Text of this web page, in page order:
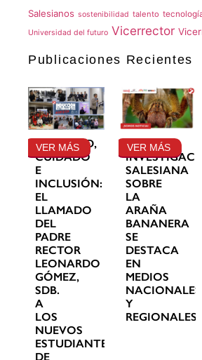
Salesianos sostenibilidad talento
Universidad del futuro Vicerrector
Publicaciones Recientes
GRATITUD,
CUIDADO
E
INCLUSIÓN:
EL
LLAMADO
DEL
PADRE
RECTOR
LEONARDO
GÓMEZ,
SDB.
A
LOS
NUEVOS
ESTUDIANTES
DE
VER MÁS
LA
SALESIANA
SOBRE
LA
ARAÑA
BANANERA
SE
DESTACA
EN
MEDIOS
NACIONALES
Y
REGIONALES
VER MÁS